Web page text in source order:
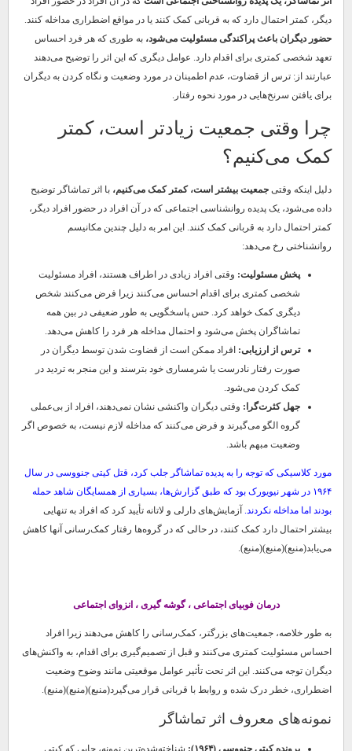
دیگر، کمتر احتمال دارد که به قربانی کمک کنند یا در مواقع اضطراری مداخله کنند.
حضور دیگران باعث پراکندگی مسئولیت می‌شود، به طوری که هر فرد احساس
تعهد شخصی کمتری برای اقدام دارد. عوامل دیگری که این اثر را توضیح می‌دهند
عبارتند از: ترس از قضاوت، عدم اطمینان در مورد وضعیت و نگاه کردن به دیگران
برای یافتن سرنخ‌هایی در مورد نحوه رفتار.
چرا وقتی جمعیت زیادتر است، کمتر
کمک می‌کنیم؟
دلیل اینکه وقتی جمعیت بیشتر است، کمتر کمک می‌کنیم، با اثر تماشاگر توضیح
داده می‌شود، یک پدیده روانشناسی اجتماعی که در آن افراد در حضور افراد دیگر،
کمتر احتمال دارد به قربانی کمک کنند. این امر به دلیل چندین مکانیسم
روانشناختی رخ می‌دهد:
پخش مسئولیت: وقتی افراد زیادی در اطراف هستند، افراد مسئولیت
شخصی کمتری برای اقدام احساس می‌کنند زیرا فرض می‌کنند شخص
دیگری کمک خواهد کرد. حس پاسخگویی به طور ضعیفی در بین همه
تماشاگران پخش می‌شود و احتمال مداخله هر فرد را کاهش می‌دهد.
ترس از ارزیابی: افراد ممکن است از قضاوت شدن توسط دیگران در
صورت رفتار نادرست یا شرمساری خود بترسند و این منجر به تردید در
کمک کردن می‌شود.
جهل کثرت‌گرا: وقتی دیگران واکنشی نشان نمی‌دهند، افراد از بی‌عملی
گروه الگو می‌گیرند و فرض می‌کنند که مداخله لازم نیست، به خصوص اگر
وضعیت مبهم باشد.
مورد کلاسیکی که توجه را به پدیده تماشاگر جلب کرد، قتل کیتی جنووسی در سال
۱۹۶۴ در شهر نیویورک بود که طبق گزارش‌ها، بسیاری از همسایگان شاهد حمله
بودند اما مداخله نکردند. آزمایش‌های دارلی و لاتانه تأیید کرد که افراد به تنهایی
بیشتر احتمال دارد کمک کنند، در حالی که در گروه‌ها رفتار کمک‌رسانی آنها کاهش
می‌یابد(منبع)(منبع)(منبع).
درمان فوبیای اجتماعی ، گوشه گیری ، انزوای اجتماعی
به طور خلاصه، جمعیت‌های بزرگتر، کمک‌رسانی را کاهش می‌دهند زیرا افراد
احساس مسئولیت کمتری می‌کنند و قبل از تصمیم‌گیری برای اقدام، به واکنش‌های
دیگران توجه می‌کنند. این اثر تحت تأثیر عوامل موقعیتی مانند وضوح وضعیت
اضطراری، خطر درک شده و روابط با قربانی قرار می‌گیرد(منبع)(منبع)(منبع).
نمونه‌های معروف اثر تماشاگر
پرونده کیتی جنووسی (۱۹۶۴):
شناخته‌شده‌ترین نمونه، جایی که کیتی